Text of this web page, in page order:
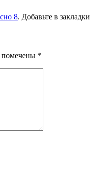
8. Добавьте в закладки
помечены *